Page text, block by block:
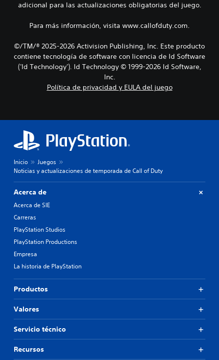
adicional para las actualizaciones obligatorias del juego.
Para más información, visita www.callofduty.com.
©/TM/® 2025-2026 Activision Publishing, Inc. Este producto
contiene tecnología de software con licencia de Id Software
('Id Technology'). Id Technology © 1999-2026 Id Software,
Inc.
Política de privacidad y EULA del juego
Inicio
Juegos
Noticias y actualizaciones de temporada de Call of Duty
Acerca de
Acerca de SIE
Carreras
PlayStation Studios
PlayStation Productions
Empresa
La historia de PlayStation
Productos
Valores
Servicio técnico
Recursos